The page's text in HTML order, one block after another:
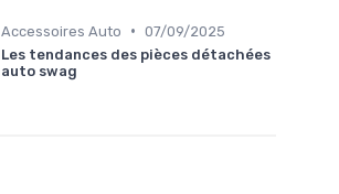
Accessoires Auto • 07/09/2025
Les tendances des pièces détachées
auto swag